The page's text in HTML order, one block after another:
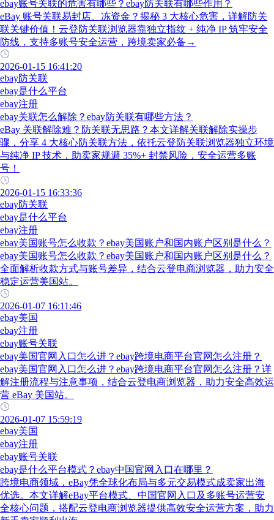
ebay账号关联的危害有哪些？ebay防关联有哪些作用？
eBay 账号关联易封店、冻资金？揭秘 3 大核心危害，详解防关
联关键价值！云登防关联浏览器靠独立指纹 + 纯净 IP 筑牢安全
防线，支持多账号安全运营，跨境卖家必备→
2026-01-15 16:41:20
ebay防关联
ebay是什么平台
ebay注册
ebay关联怎么解除？ebay防关联有哪些方法？
eBay 关联解除难？防关联无思路？本文详解关联解除实操步
骤，分享 4 大核心防关联方法，依托云登防关联浏览器独立环境
与纯净 IP 技术，助卖家规避 35%+ 封禁风险，安全运营多账
号！
2026-01-15 16:33:36
ebay防关联
ebay是什么平台
ebay注册
ebay美国账号怎么收款？ebay美国账户和国内账户区别是什么？
ebay美国账号怎么收款？ebay美国账户和国内账户区别是什么？
全面解析收款方式与账号差异，结合云登电商浏览器，助力安全
稳定运营美国站。
2026-01-07 16:11:46
ebay美国
ebay注册
ebay账号关联
ebay美国官网入口怎么进？ebay跨境电商平台官网怎么注册？
ebay美国官网入口怎么进？ebay跨境电商平台官网怎么注册？详
解注册流程与注意事项，结合云登电商浏览器，助力安全高效运
营 eBay 美国站。
2026-01-07 15:59:19
ebay美国
ebay注册
ebay账号关联
ebay是什么平台模式？ebay中国官网入口在哪里？
跨境电商领域，eBay凭全球化布局与多元交易模式成卖家出海
优选。本文详解eBay平台模式、中国官网入口及多账号运营安
全核心问题，搭配云登电商浏览器提供高效安全运营方案，助力